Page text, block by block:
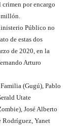
crimen por encargo
millón.
Público no
de estas dos
de 2020, en la
Arturo
(Gugú), Pablo
Utate
José Alberto
Yanet